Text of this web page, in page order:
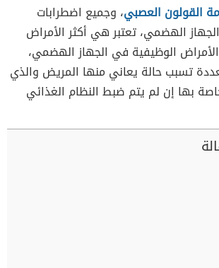
القولون العصبي، وجميع اضطرابات
الهضمي، تعتبر هي أكثر الأمراض
الوظيفية في الجهاز الهضمي،
تسبب حالة يعاني منها المريض والذي
بها إن لم يتم ضبط النظام الغذائي